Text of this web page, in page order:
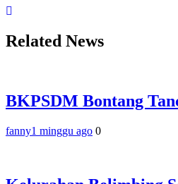
Related News
BKPSDM Bontang
fanny1 minggu ago 0